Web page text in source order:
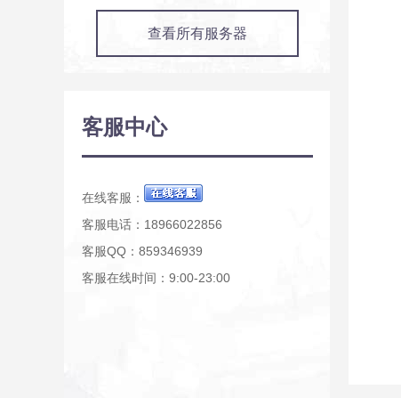
查看所有服务器
客服中心
在线客服：
客服电话：18966022856
客服QQ：859346939
客服在线时间：9:00-23:00